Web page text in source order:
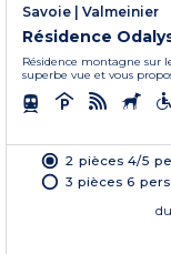
Savoie
Valmeinier
Résidence
Résidence montagne sur
superbe vue et vous
2 pièces 4/5
3 pièces 6 pers.
du